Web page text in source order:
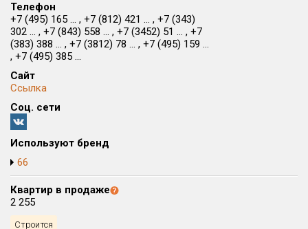
Цена
от до
Общая площадь, м²
от
Срок сдачи
Кол-во комнат
Телефон
+7 (495) 165 ... , +7 (812) 421 ... , +7 (343)
302 ... , +7 (843) 558 ... , +7 (3452) 51 ... , +7
(383) 388 ... , +7 (3812) 78 ... , +7 (495) 159 ...
, +7 (495) 385 ...
Сайт
Ссылка
Соц. сети
Используют бренд
66
Квартир в продаже
2 255
Строится